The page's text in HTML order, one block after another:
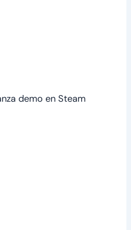
demo en Steam